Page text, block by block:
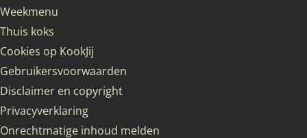
Weekmenu
Thuis koks
Cookies op KookJij
Gebruikersvoorwaarden
Disclaimer en copyright
Privacyverklaring
Onrechtmatige inhoud melden